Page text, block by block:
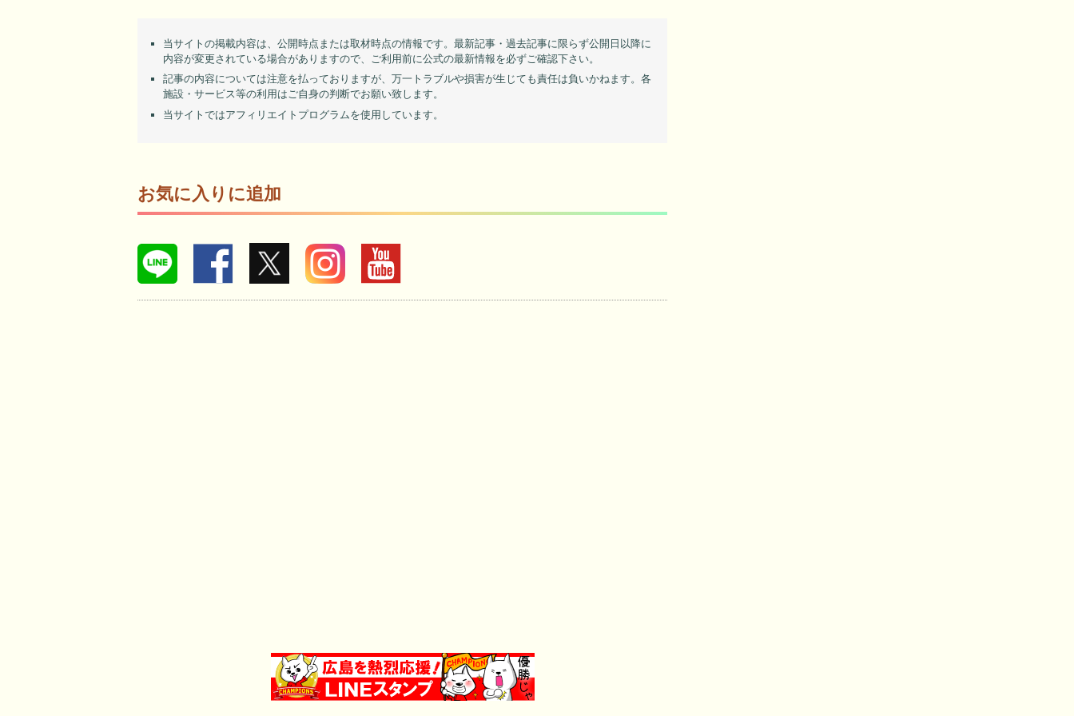
当サイトの掲載内容は、公開時点または取材時点の情報です。最新記事・過去記事に限らず公開日以降に
内容が変更されている場合がありますので、ご利用前に公式の最新情報を必ずご確認下さい。
記事の内容については注意を払っておりますが、万一トラブルや損害が生じても責任は負いかねます。各
施設・サービス等の利用はご自身の判断でお願い致します。
当サイトではアフィリエイトプログラムを使用しています。
お気に入りに追加